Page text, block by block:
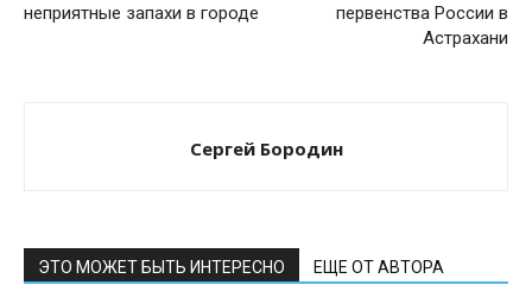
неприятные запахи в городе
первенства России в
Астрахани
Сергей Бородин
ЭТО МОЖЕТ БЫТЬ ИНТЕРЕСНО ЕЩЕ ОТ АВТОРА